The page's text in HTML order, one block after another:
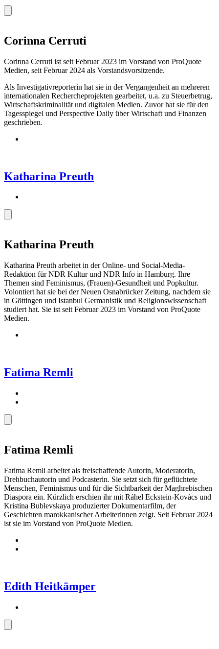
Corinna Cerruti
Corinna Cerruti ist seit Februar 2023 im Vorstand von ProQuote
Medien, seit Februar 2024 als Vorstandsvorsitzende.
Als Investigativreporterin hat sie in der Vergangenheit an mehreren
internationalen Rechercheprojekten gearbeitet, u.a. zu Steuerbetrug,
Wirtschaftskriminalität und digitalen Medien. Zuvor hat sie für den
Tagesspiegel und Perspective Daily über Wirtschaft und Finanzen
geschrieben.
Katharina Preuth
Katharina Preuth
Katharina Preuth arbeitet in der Online- und Social-Media-
Redaktion für NDR Kultur und NDR Info in Hamburg. Ihre
Themen sind Feminismus, (Frauen)-Gesundheit und Popkultur.
Volontiert hat sie bei der Neuen Osnabrücker Zeitung, nachdem sie
in Göttingen und Istanbul Germanistik und Religionswissenschaft
studiert hat. Sie ist seit Februar 2023 im Vorstand von ProQuote
Medien.
Fatima Remli
Fatima Remli
Fatima Remli arbeitet als freischaffende Autorin, Moderatorin,
Drehbuchautorin und Podcasterin. Sie setzt sich für geflüchtete
Menschen, Feminismus und für die Sichtbarkeit der Maghrebischen
Diaspora ein. Kürzlich erschien ihr mit Ráhel Eckstein-Kovács und
Kristina Bublevskaya produzierter Dokumentarfilm, der
Geschichten marokkanischer Arbeiterinnen zeigt. Seit Februar 2024
ist sie im Vorstand von ProQuote Medien.
Edith Heitkämper